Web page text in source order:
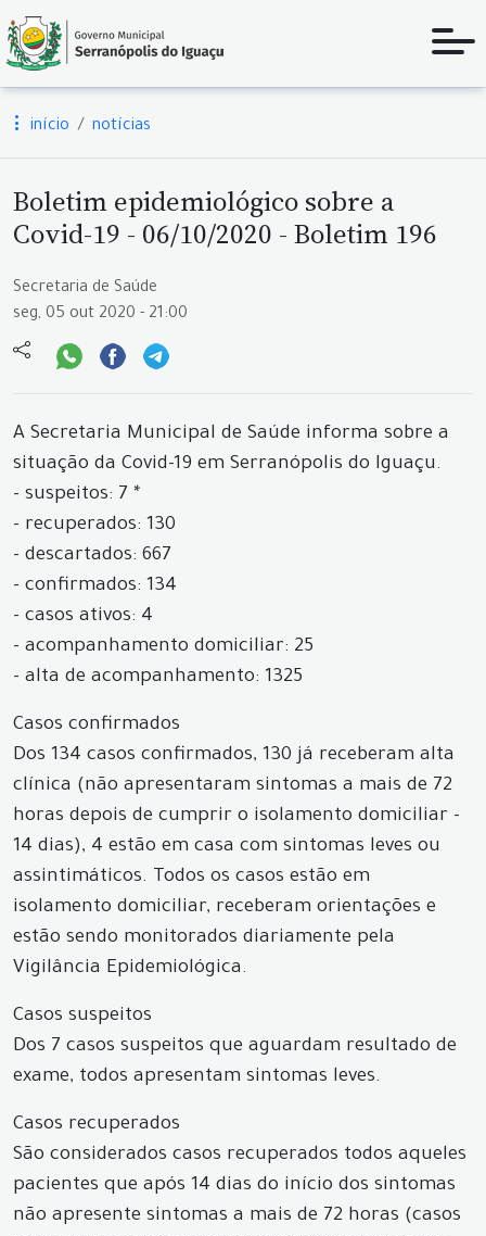
início notícias
Boletim epidemiológico sobre a
Covid-19 - 06/10/2020 - Boletim 196
Secretaria de Saúde
seg, 05 out 2020 - 21:00
A Secretaria Municipal de Saúde informa sobre a
situação da Covid-19 em Serranópolis do Iguaçu.
- suspeitos: 7 *
- recuperados: 130
- descartados: 667
- confirmados: 134
- casos ativos: 4
- acompanhamento domiciliar: 25
- alta de acompanhamento: 1325
Casos confirmados
Dos 134 casos confirmados, 130 já receberam alta
clínica (não apresentaram sintomas a mais de 72
horas depois de cumprir o isolamento domiciliar -
14 dias), 4 estão em casa com sintomas leves ou
assintimáticos. Todos os casos estão em
isolamento domiciliar, receberam orientações e
estão sendo monitorados diariamente pela
Vigilância Epidemiológica.
Casos suspeitos
Dos 7 casos suspeitos que aguardam resultado de
exame, todos apresentam sintomas leves.
Casos recuperados
São considerados casos recuperados todos aqueles
pacientes que após 14 dias do início dos sintomas
não apresente sintomas a mais de 72 horas (casos